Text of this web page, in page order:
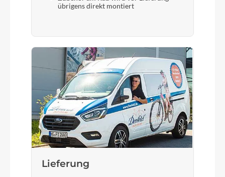
übrigens direkt montiert
Lieferung